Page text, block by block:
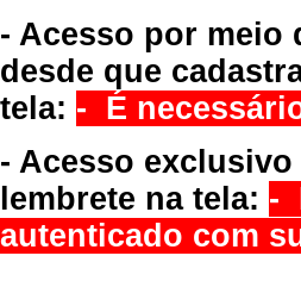
- Acesso por meio
desde que
tela: - É
- Acesso
lembrete na tela: -
autenticado com